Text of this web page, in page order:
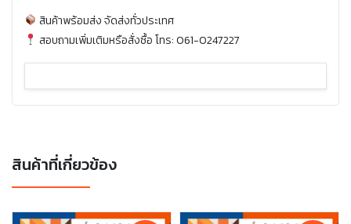
สินค้าพร้อมส่ง จัดส่งทั่วประเทศ
สอบถามเพิ่มเติมหรือสั่งซื้อ โทร: 061-0247227
สินค้าที่เกี่ยวข้อง